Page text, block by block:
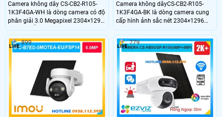
Camera không dây CS-CB2-R105-
1K3F4GA-WH là dòng camera có độ
phân giải 3.0 Megapixel 2304×1296
sắc nét, hỗ trợ kết nối 4G linh hoạt
và pin 2000mAh tiện lợi. Trang bị AI
phát hiện hình dáng người, hồng
ngoại 8m, đàm thoại hai chiều cùng
khả năng lưu trữ đến 512GB, phù
hợp giám sát mọi vị trí không có Wi-
Camera không dâyCS-CB2-R105-
1K3F4GA-BK là dòng camera cung
cấp hình ảnh sắc nét 2304×1296
cùng khả năng kết nối 4G mọi nơi.
Hỗ trợ AI phát hiện hình dáng
người,hỗ trợ pin 2000mAh hồng
ngoại 8m và đàm thoại hai chiều
với chất lượng âm thanh cao, khe
cắm thẻ nhớ lên đến 512GB camera
phù hợp giám sát linh hoạt mà
không cần Wi-Fi.
899 779